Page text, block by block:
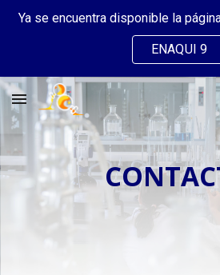
Ya se encuentra disponible la
ENAQUI 9